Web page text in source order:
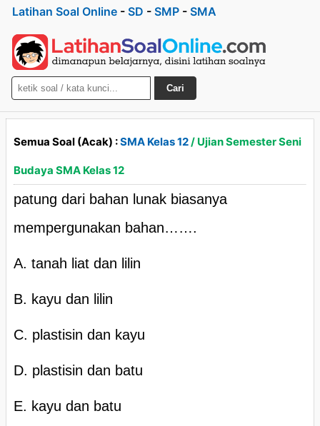
Latihan Soal Online - SD - SMP - SMA
Cari
Semua Soal (Acak) :SMA Kelas 12/ Ujian Semester Seni
Budaya SMA Kelas 12
patung dari bahan lunak biasanya
mempergunakan bahan…….
A. tanah liat dan lilin
B. kayu dan lilin
C. plastisin dan kayu
D. plastisin dan batu
E. kayu dan batu